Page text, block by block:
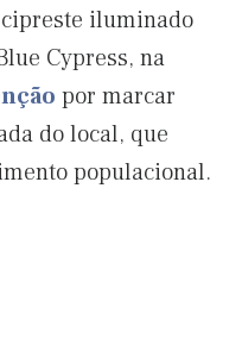
iluminado
Cypress, na
por marcar
do local, que
populacional.